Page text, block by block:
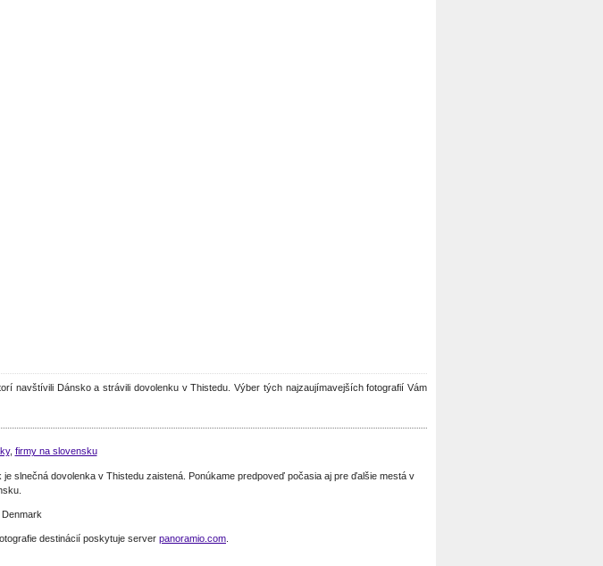
navštívili Dánsko a strávili dovolenku v Thistedu. Výber tých najzaujímavejších fotografií Vám
, firmy na slovensku
slnečná dovolenka v Thistedu zaistená. Ponúkame predpoveď počasia aj pre ďalšie mestá v
destinácií poskytuje server panoramio.com